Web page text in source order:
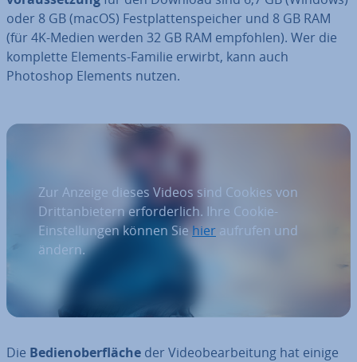
oder 8 GB (macOS) Fest­plat­ten­spei­cher und 8 GB RAM
(für 4K-Medien werden 32 GB RAM empfohlen). Wer die
komplette Elements-Familie erwirbt, kann auch
Photoshop Elements nutzen.
Zur Anzeige dieses Videos sind Cookies von
Drittanbietern erforderlich. Ihre Cookie-
Einstellungen können Siehier aufrufen und
ändern.
Die Be­dien­ober­flä­che der Vi­deo­be­ar­bei­tung hat einige